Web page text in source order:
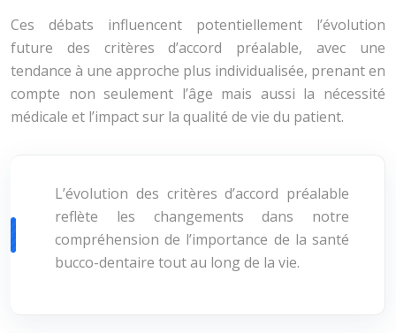
Ces débats influencent potentiellement l’évolution
future des critères d’accord préalable, avec une
tendance à une approche plus individualisée, prenant en
compte non seulement l’âge mais aussi la nécessité
médicale et l’impact sur la qualité de vie du patient.
L’évolution des critères d’accord préalable
reflète les changements dans notre
compréhension de l’importance de la santé
bucco-dentaire tout au long de la vie.